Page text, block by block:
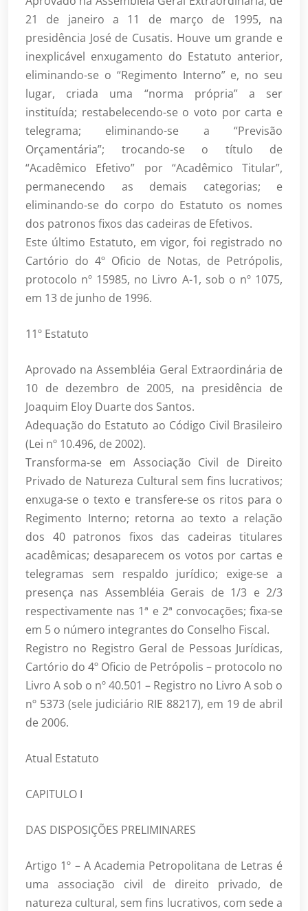
21 de janeiro a 11 de março de 1995, na
presidência José de Cusatis. Houve um grande e
inexplicável enxugamento do Estatuto anterior,
eliminando-se o “Regimento Interno” e, no seu
lugar, criada uma “norma própria” a ser
instituída; restabelecendo-se o voto por carta e
telegrama; eliminando-se a “Previsão
Orçamentária”; trocando-se o título de
“Acadêmico Efetivo” por “Acadêmico Titular”,
permanecendo as demais categorias; e
eliminando-se do corpo do Estatuto os nomes
dos patronos fixos das cadeiras de Efetivos.
Este último Estatuto, em vigor, foi registrado no
Cartório do 4º Oficio de Notas, de Petrópolis,
protocolo nº 15985, no Livro A-1, sob o nº 1075,
em 13 de junho de 1996.
11º Estatuto
Aprovado na Assembléia Geral Extraordinária de
10 de dezembro de 2005, na presidência de
Joaquim Eloy Duarte dos Santos.
Adequação do Estatuto ao Código Civil Brasileiro
(Lei nº 10.496, de 2002).
Transforma-se em Associação Civil de Direito
Privado de Natureza Cultural sem fins lucrativos;
enxuga-se o texto e transfere-se os ritos para o
Regimento Interno; retorna ao texto a relação
dos 40 patronos fixos das cadeiras titulares
acadêmicas; desaparecem os votos por cartas e
telegramas sem respaldo jurídico; exige-se a
presença nas Assembléia Gerais de 1/3 e 2/3
respectivamente nas 1ª e 2ª convocações; fixa-se
em 5 o número integrantes do Conselho Fiscal.
Registro no Registro Geral de Pessoas Jurídicas,
Cartório do 4º Oficio de Petrópolis – protocolo no
Livro A sob o nº 40.501 – Registro no Livro A sob o
nº 5373 (sele judiciário RIE 88217), em 19 de abril
de 2006.
Atual Estatuto
CAPITULO I
DAS DISPOSIÇÕES PRELIMINARES
Artigo 1º – A Academia Petropolitana de Letras é
uma associação civil de direito privado, de
natureza cultural, sem fins lucrativos, com sede a